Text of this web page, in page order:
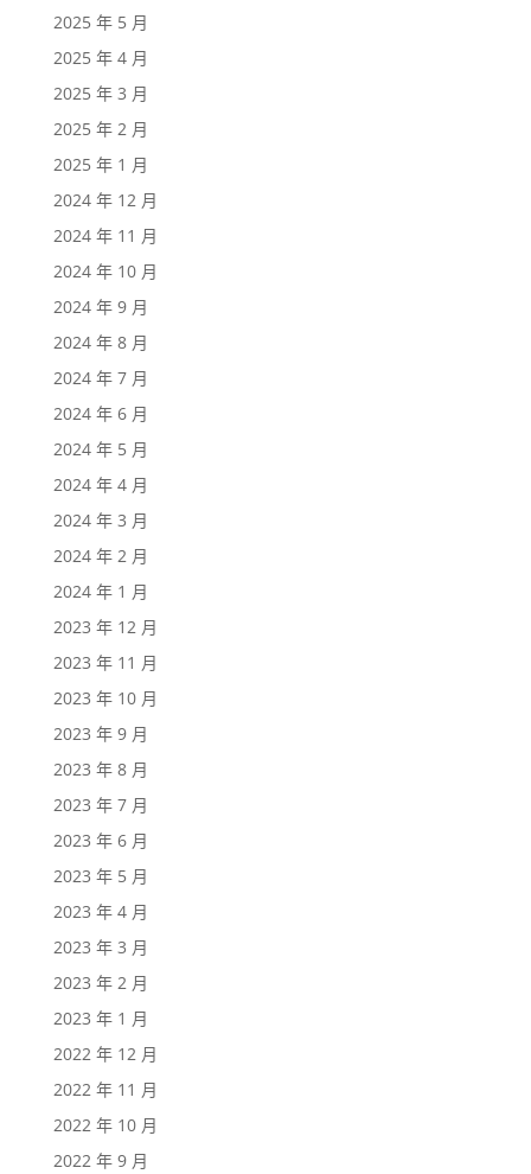
2025 年 5 月
2025 年 4 月
2025 年 3 月
2025 年 2 月
2025 年 1 月
2024 年 12 月
2024 年 11 月
2024 年 10 月
2024 年 9 月
2024 年 8 月
2024 年 7 月
2024 年 6 月
2024 年 5 月
2024 年 4 月
2024 年 3 月
2024 年 2 月
2024 年 1 月
2023 年 12 月
2023 年 11 月
2023 年 10 月
2023 年 9 月
2023 年 8 月
2023 年 7 月
2023 年 6 月
2023 年 5 月
2023 年 4 月
2023 年 3 月
2023 年 2 月
2023 年 1 月
2022 年 12 月
2022 年 11 月
2022 年 10 月
2022 年 9 月